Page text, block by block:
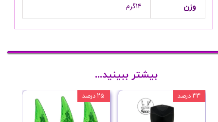
وزن 14گرم
۲۵ درصد ۳۳ درصد
بیشتر ببینید...